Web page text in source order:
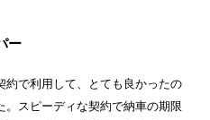
ー
約で利用して、とても良かったの
スピーディな契約で納車の期限